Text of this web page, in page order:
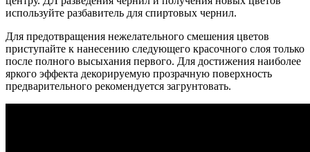
используйте разбавитель для спиртовых чернил.
Для предотвращения нежелательного смешения цветов
приступайте к нанесению следующего красочного слоя только
после полного высыхания первого. Для достижения наиболее
яркого эффекта декорируемую прозрачную поверхность
предварительного рекомендуется загрунтовать.